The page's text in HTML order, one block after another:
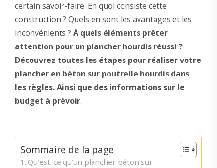
certain savoir-faire. En quoi consiste cette
construction ? Quels en sont les avantages et les
inconvénients ? À quels éléments prêter
attention pour un plancher hourdis réussi ?
Découvrez toutes les étapes pour réaliser votre
plancher en béton sur poutrelle hourdis dans
les règles. Ainsi que des informations sur le
budget à prévoir.
Sommaire de la page
Qu’est-ce qu’un plancher béton sur